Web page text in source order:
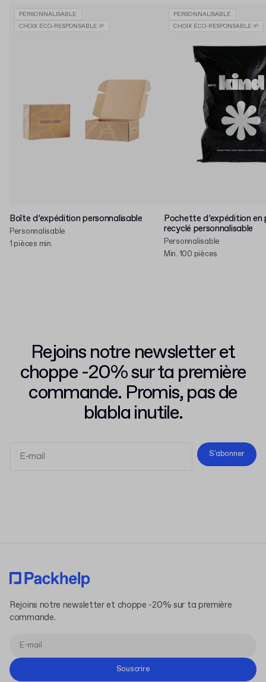
PERSONNALISABLE
CHOIX ÉCO-RESPONSABLE 🌱
Boîte d’expédition personnalisable
Personnalisable
1 pièces min.
PERSONNALISABLE
CHOIX ÉCO-RESPONSABLE 🌱
Pochette d’expédition en
recyclé personnalisable
Personnalisable
Min. 100 pièces
Rejoins notre newsletter et
choppe -20% sur ta première
commande. Promis, pas de
blabla inutile.
S'abonner
Rejoins notre newsletter et choppe -20% sur ta première
commande.
Souscrire